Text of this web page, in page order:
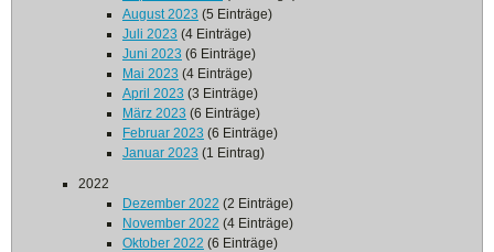
August 2023 (5 Einträge)
Juli 2023 (4 Einträge)
Juni 2023 (6 Einträge)
Mai 2023 (4 Einträge)
April 2023 (3 Einträge)
März 2023 (6 Einträge)
Februar 2023 (6 Einträge)
Januar 2023 (1 Eintrag)
2022
Dezember 2022 (2 Einträge)
November 2022 (4 Einträge)
Oktober 2022 (6 Einträge)